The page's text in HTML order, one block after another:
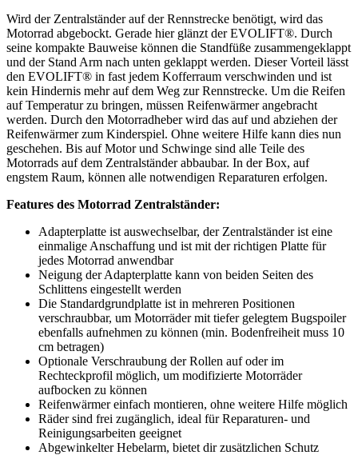
Wird der Zentralständer auf der Rennstrecke benötigt, wird das
Motorrad abgebockt. Gerade hier glänzt der EVOLIFT®. Durch
seine kompakte Bauweise können die Standfüße zusammengeklappt
und der Stand Arm nach unten geklappt werden. Dieser Vorteil lässt
den EVOLIFT® in fast jedem Kofferraum verschwinden und ist
kein Hindernis mehr auf dem Weg zur Rennstrecke. Um die Reifen
auf Temperatur zu bringen, müssen Reifenwärmer angebracht
werden. Durch den Motorradheber wird das auf und abziehen der
Reifenwärmer zum Kinderspiel. Ohne weitere Hilfe kann dies nun
geschehen. Bis auf Motor und Schwinge sind alle Teile des
Motorrads auf dem Zentralständer abbaubar. In der Box, auf
engstem Raum, können alle notwendigen Reparaturen erfolgen.
Features des Motorrad Zentralständer:
Adapterplatte ist auswechselbar, der Zentralständer ist eine
einmalige Anschaffung und ist mit der richtigen Platte für
jedes Motorrad anwendbar
Neigung der Adapterplatte kann von beiden Seiten des
Schlittens eingestellt werden
Die Standardgrundplatte ist in mehreren Positionen
verschraubbar, um Motorräder mit tiefer gelegtem Bugspoiler
ebenfalls aufnehmen zu können (min. Bodenfreiheit muss 10
cm betragen)
Optionale Verschraubung der Rollen auf oder im
Rechteckprofil möglich, um modifizierte Motorräder
aufbocken zu können
Reifenwärmer einfach montieren, ohne weitere Hilfe möglich
Räder sind frei zugänglich, ideal für Reparaturen- und
Reinigungsarbeiten geeignet
Abgewinkelter Hebelarm, bietet dir zusätzlichen Schutz